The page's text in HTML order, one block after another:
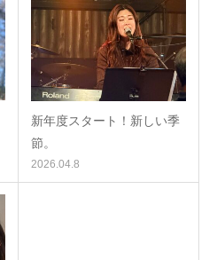
新年度スタート！新しい季
節。
2026.04.8